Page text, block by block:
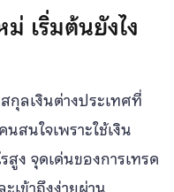
เริ่มต้นยังไง
ลเงินต่างประเทศที่
สนใจเพราะใช้เงิน
ง จุดเด่นของการเทรด